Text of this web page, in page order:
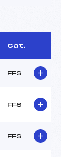
Cat.
FFS
FFS
FFS